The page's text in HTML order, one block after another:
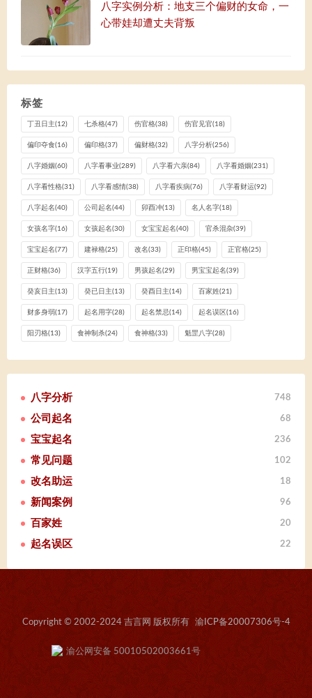
八字实例分析：地支三个偏财的女命，一
心带娃却遭丈夫背叛
标签
丁丑日主(12) 七杀格(47) 伤官格(38) 伤官见官(18)
偏印夺食(16) 偏印格(37) 偏财格(32) 八字分析(256)
八字婚姻(60) 八字看事业(289) 八字看六亲(84) 八字看婚姻(231)
八字看性格(31) 八字看感情(38) 八字看疾病(76) 八字看财运(92)
八字起名(40) 公司起名(44) 卯酉冲(13) 名人名字(18)
女孩名字(16) 女孩起名(30) 女宝宝起名(40) 官杀混杂(39)
宝宝起名(77) 建禄格(25) 改名(33) 正印格(45) 正官格(25)
正财格(36) 汉字五行(19) 男孩起名(29) 男宝宝起名(39)
癸亥日主(13) 癸已日主(13) 癸酉日主(14) 百家姓(21)
财多身弱(17) 起名用字(28) 起名禁忌(14) 起名误区(16)
阳刃格(13) 食神制杀(24) 食神格(33) 魁罡八字(28)
八字分析 748
公司起名 68
宝宝起名 236
常见问题 102
改名助运 18
新闻案例 96
百家姓 20
起名误区 22
Copyright © 2002-2024 吉言网 版权所有 渝ICP备20007306号-4
渝公网安备 50010502003661号